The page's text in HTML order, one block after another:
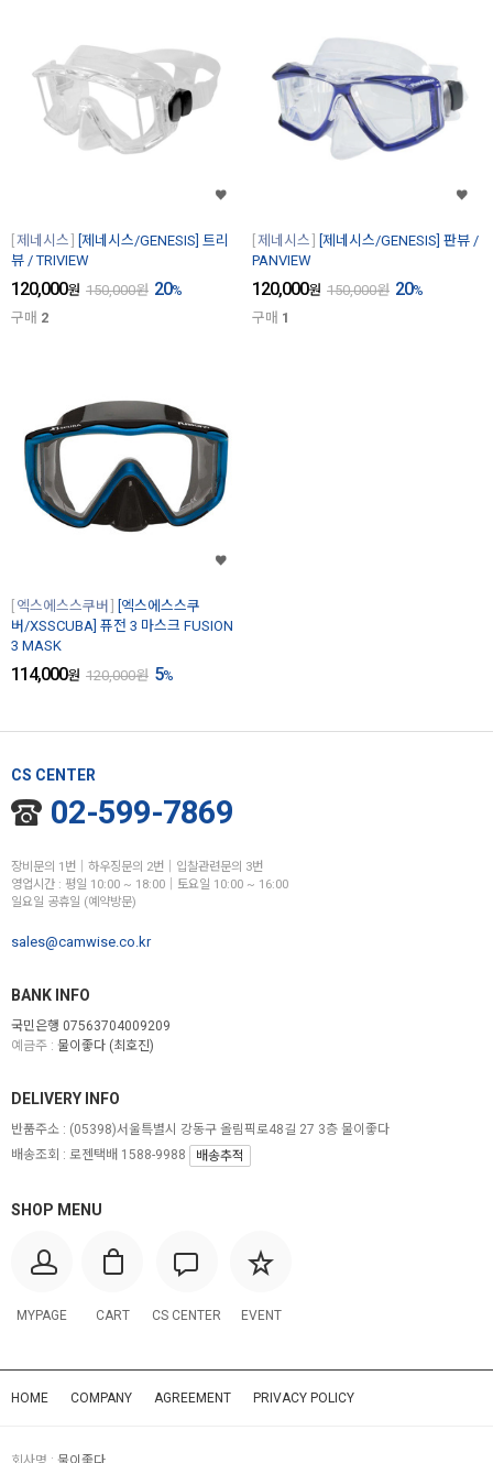
제네시스
[제네시스/GENESIS] 트리
뷰 / TRIVIEW
120,000원 150,000원 20%
구매 2
제네시스
[제네시스/GENESIS] 판뷰 /
PANVIEW
120,000원 150,000원 20%
구매 1
엑스에스스쿠버
[엑스에스스쿠
버/XSSCUBA] 퓨전 3 마스크 FUSION
3 MASK
114,000원 120,000원 5%
CS CENTER
02-599-7869
장비문의 1번│하우징문의 2번│입찰관련문의 3번
영업시간 : 평일 10:00 ~ 18:00│토요일 10:00 ~ 16:00
일요일 공휴일 (예약방문)
sales@camwise.co.kr
BANK INFO
국민은행 07563704009209
예금주 : 물이좋다 (최호진)
SHOP MENU
MYPAGE CART CS CENTER EVENT
DELIVERY INFO
반품주소 : (05398)서울특별시 강동구 올림픽로48길 27 3층 물이좋다
배송조회 : 로젠택배 1588-9988
배송추적
HOME COMPANY AGREEMENT PRIVACY POLICY